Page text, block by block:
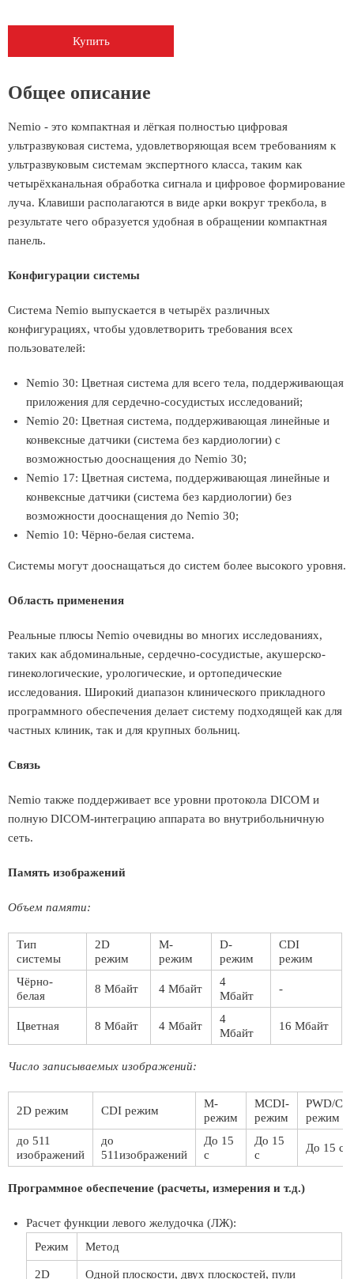
Купить
Общее описание
Nemio - это компактная и лёгкая полностью цифровая
ультразвуковая система, удовлетворяющая всем требованиям к
ультразвуковым системам экспертного класса, таким как
четырёхканальная обработка сигнала и цифровое формирование
луча. Клавиши располагаются в виде арки вокруг трекбола, в
результате чего образуется удобная в обращении компактная
панель.
Конфигурации системы
Система Nemio выпускается в четырёх различных
конфигурациях, чтобы удовлетворить требования всех
пользователей:
Nemio 30: Цветная система для всего тела, поддерживающая
приложения для сердечно-сосудистых исследований;
Nemio 20: Цветная система, поддерживающая линейные и
конвексные датчики (система без кардиологии) с
возможностью дооснащения до Nemio 30;
Nemio 17: Цветная система, поддерживающая линейные и
конвексные датчики (система без кардиологии) без
возможности дооснащения до Nemio 30;
Nemio 10: Чёрно-белая система.
Системы могут дооснащаться до систем более высокого уровня.
Область применения
Реальные плюсы Nemio очевидны во многих исследованиях,
таких как абдоминальные, сердечно-сосудистые, акушерско-
гинекологические, урологические, и ортопедические
исследования. Широкий диапазон клинического прикладного
программного обеспечения делает систему подходящей как для
частных клиник, так и для крупных больниц.
Связь
Nemio также поддерживает все уровни протокола DICOM и
полную DICOM-интеграцию аппарата во внутрибольничную
сеть.
Память изображений
Объем памяти:
Тип
системы
2D
режим
М-
режим
D-
режим
CDI
режим
Чёрно-
белая
8 Мбайт 4 Мбайт
4
Мбайт
-
Цветная 8 Мбайт 4 Мбайт
4
Мбайт
16 Мбайт
Число записываемых изображений:
2D режим CDI режим
М-
режим
MCDI-
режим
PWD/
режим
до 511
изображений
до
511изображений
До 15
с
До 15
с
До 15 с
Программное обеспечение (расчеты, измерения и т.д.)
Расчет функции левого желудочка (ЛЖ):
Режим
Метод
2D Одной плоскости, двух плоскостей, пули